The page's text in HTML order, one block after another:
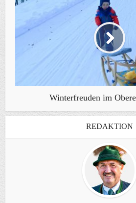
Winterfreuden im
REDAKTION